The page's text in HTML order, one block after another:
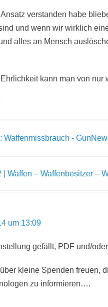
verstanden habe
und wenn wir wirklich
alles an Mensch
kann man von nur
Waffenmissbrauch -
| Waffen – Waffenbesitzer –
um 13:09
gefällt, PDF und/
kleine Spenden freuen,
zu informieren….